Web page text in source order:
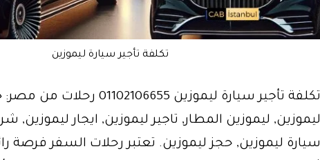
تكلفة تأجير سيارة ليموزين
تكلفة تأجير سيارة ليموزين
ليموزين, ليموزين المطار, تاجير ليموزين, ايجار ليموزين,
سيارة ليموزين, حجز ليموزين. تعتبر رحلات السفر فرصة